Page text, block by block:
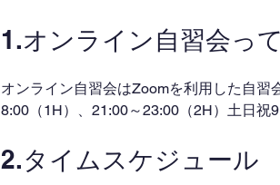
1.オンライン自習会っ
オンライン自習会はZoomを利用した自習
8:00（1H）、21:00～23:00（2H）土日祝
2.タイムスケジュール